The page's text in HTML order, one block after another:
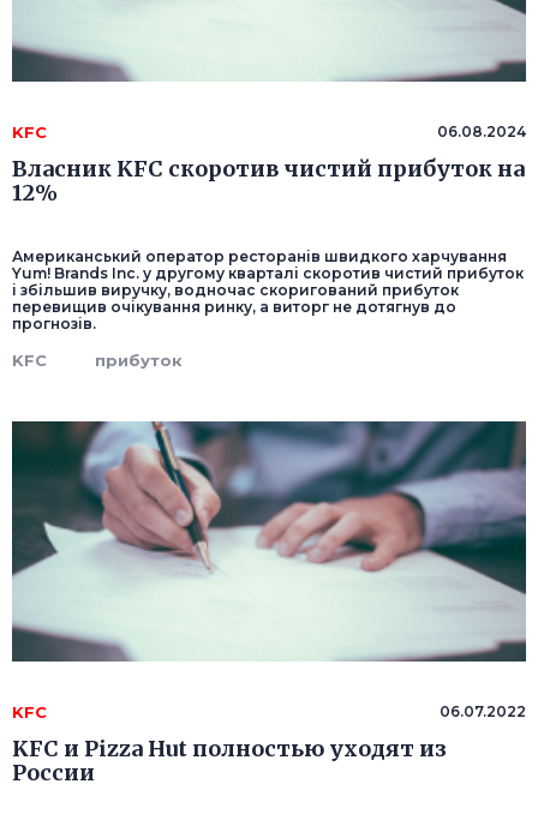
KFC 06.08.2024
Власник KFC скоротив чистий прибуток на
12%
Американський оператор ресторанів швидкого харчування
Yum! Brands Inc. у другому кварталі скоротив чистий прибуток
і збільшив виручку, водночас скоригований прибуток
перевищив очікування ринку, а виторг не дотягнув до
прогнозів.
KFC прибуток
KFC 06.07.2022
KFC и Pizza Hut полностью уходят из
России